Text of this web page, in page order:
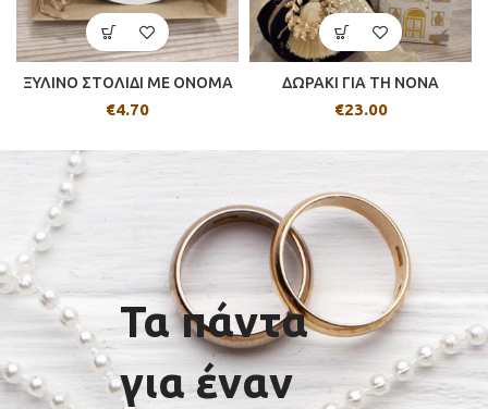
ΞΥΛΙΝΟ ΣΤΟΛΙΔΙ ΜΕ ΟΝΟΜΑ
€4.70
ΔΩΡΑΚΙ ΓΙΑ ΤΗ ΝΟΝΑ
€23.00
Τα πάντα
για έναν